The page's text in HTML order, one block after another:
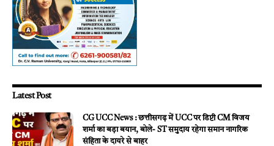
Latest Post
CG UCC News : छत्तीसगढ़ में UCC पर डिप्टी CM विजय
शर्मा का बड़ा बयान, बोले- ST समुदाय रहेगा समान नागरिक
संहिता के दायरे से बाहर